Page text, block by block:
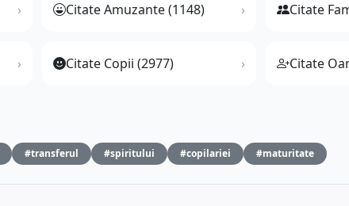
Citate Amuzante (1148) Citate
Citate Copii (2977) Citate
#transferul #spiritului #copilariei #maturitate